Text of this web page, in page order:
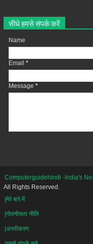
सीधे हमसे संपर्क करें
Name
Email *
Message *
Computerguidehindi -India's
All Rights Reserved.
|मेरे बारे में
|गोपनीयता नीति
|अस्वीकरण